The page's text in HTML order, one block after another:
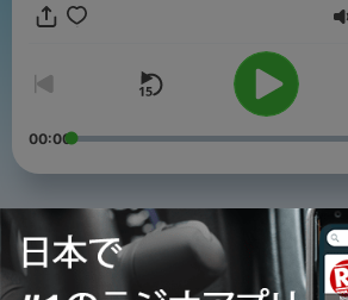
月）、友田オレ（5月）、ナイチンゲール
TUNE（9月）、カラフルピーチ（10月）、
沙友理（12月）
なすなかにし中西（2月）、梵天（4月）
永野（9月）、ゆりやんレトリィバァ（10
ヤーレンズ（1月）、キュウ（2月）、ジ
ニュースター（4月）、ニッポンの社長（
（6月）、カカロニ（7月）、ラパルフェ
ー（9月）、男性ブランコ（10月）、ジグ
00:00
エピソード
[FANTASTICS-#02] 散歩好きな人